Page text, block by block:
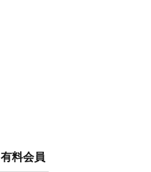
有料会員